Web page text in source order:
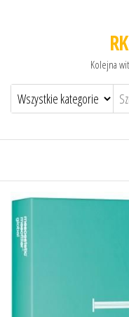
Kolejna